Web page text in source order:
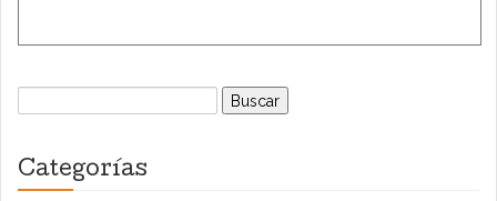
Buscar:
Categorías